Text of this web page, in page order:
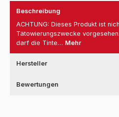
Beschreibung
ACHTUNG: Dieses Produkt ist
Tätowierungszwecke
darf die Tinte… Mehr
Hersteller
Bewertungen